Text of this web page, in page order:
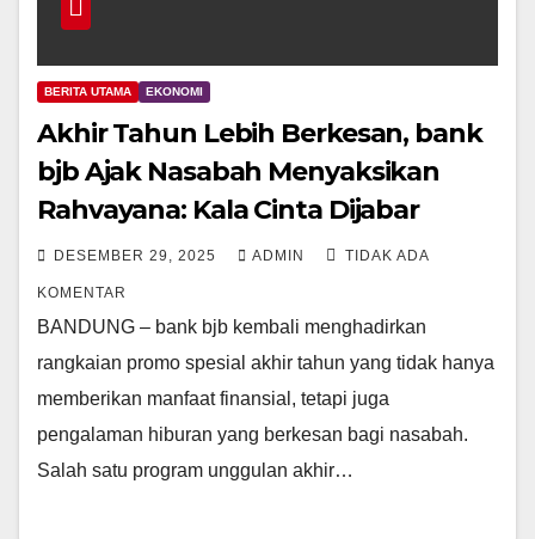
BERITA UTAMA EKONOMI
Akhir Tahun Lebih Berkesan, bank
bjb Ajak Nasabah Menyaksikan
Rahvayana: Kala Cinta Dijabar
DESEMBER 29, 2025 ADMIN TIDAK ADA
KOMENTAR
BANDUNG – bank bjb kembali menghadirkan
rangkaian promo spesial akhir tahun yang tidak hanya
memberikan manfaat finansial, tetapi juga
pengalaman hiburan yang berkesan bagi nasabah.
Salah satu program unggulan akhir…